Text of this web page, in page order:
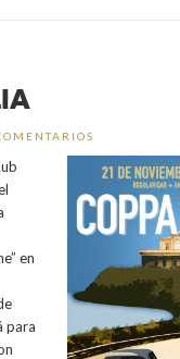
en
para